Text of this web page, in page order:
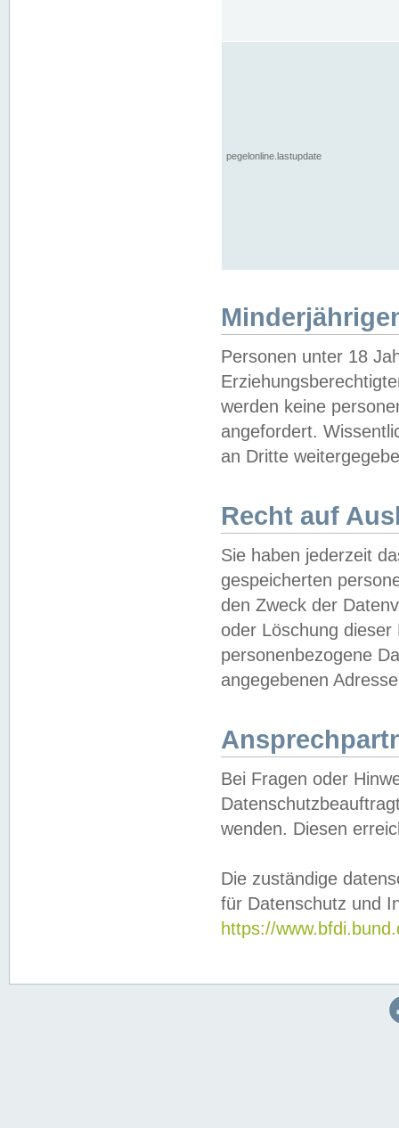
pegelonline.lastupdate
Personen unter 18
werden keine
angefordert.
an Dritte
Recht auf
Sie haben jederzeit
gespeicherten
den Zweck der
oder Löschung
personenbezogene
angegebenen
Bei Fragen oder
wenden. Diesen
Die zuständige
für Datenschutz und
https://